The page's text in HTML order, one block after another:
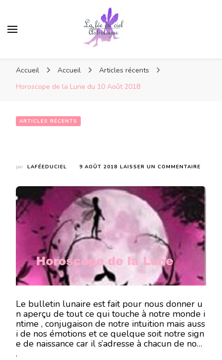
Accueil Accueil
Articles récents
Horoscope de la Lune du 10 Août 2018
ARTICLES RÉCENTS
par LAFÉEDUCIEL 9 AOÛT 2018 LAISSER UN COMMENTAIRE
LA
LUNE
10
AOÛT
2018
Le bulletin lunaire est fait pour nous donner u
n aperçu de tout ce qui touche à notre monde i
ntime , conjugaison de notre intuition mais auss
i de nos émotions et ce quelque soit notre sign
e de naissance car il s’adresse à chacun de nous
.